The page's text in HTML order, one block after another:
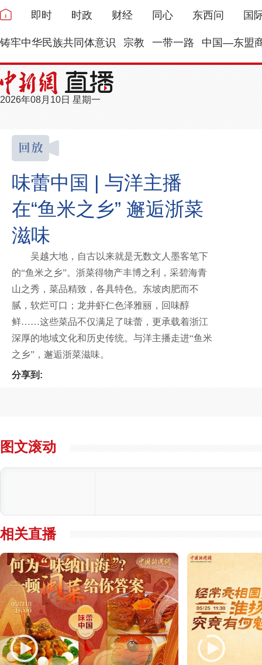
即时 时政 财经 同心 东西问 国
铸牢中华民族共同体意识 宗教 一带一路 中国—东盟
2026年08月10日 星期一
味蕾中国 | 与洋主播
在“鱼米之乡” 邂逅浙菜
滋味
吴越大地，自古以来就是无数文人墨客笔下
的“鱼米之乡”。浙菜得物产丰博之利，采碧海青
山之秀，菜品精致，各具特色。东坡肉肥而不
腻，软烂可口；龙井虾仁色泽雅丽，回味醇
鲜……这些菜品不仅满足了味蕾，更承载着浙江
深厚的地域文化和历史传统。与洋主播走进“鱼米
之乡”，邂逅浙菜滋味。
分享到:
图文滚动
相关直播